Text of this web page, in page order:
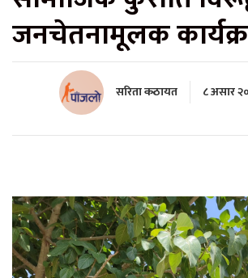
जनचेतनामूलक
सरिता कठायत ८ असार